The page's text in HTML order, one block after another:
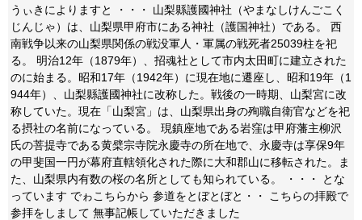
うぃきによりますと ・・・ 山梨縣護國神社（やまなしけんごこく
じんじゃ）は、山梨県甲府市にある神社（護国神社）である。 西
南戦争以来の山梨県関係の戦没軍人・軍属の戦死者25039柱を祀
る。 明治12年（1879年）、招魂社として市内太田町に建立された
のに始まる。昭和17年（1942年）に現在地に遷座し、昭和19年（1
944年）、山梨縣護國神社に改称した。戦後の一時期、山梨宮に改
称していた。現在「山梨宮」は、山梨県出身の殉職自衛官などを祀
る摂社の名前になっている。 現鎮座地である岩窪は甲府藩主柳沢
氏の菩提寺である黄檗宗寺院永慶寺の所在地で、永慶寺は享保9年
の甲斐国一円が幕府直轄領化された際に大和郡山に移転された。ま
た、山梨県内有数の桜の名所としても知られている。 ・・・ とな
っています でゎこちらから 参道をとぼとぼと・・ こちらの拝殿で
参拝をしまして 無事記帳していただきました